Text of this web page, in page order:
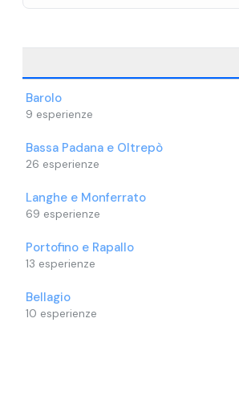
stampare e personalizzare.
Barolo
9 esperienze
Bassa Padana e Oltrepò
26 esperienze
Langhe e Monferrato
69 esperienze
Portofino e Rapallo
13 esperienze
Bellagio
10 esperienze